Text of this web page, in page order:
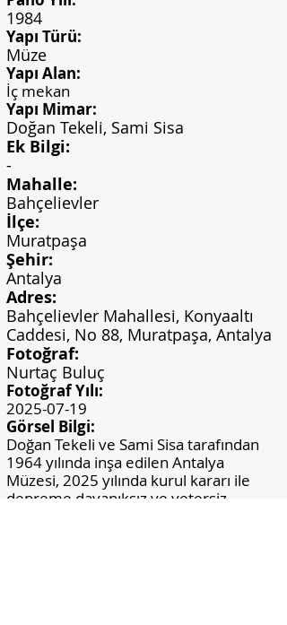
1984
Yapı Türü:
Müze
Yapı Alan:
İç mekan
Yapı Mimar:
Doğan Tekeli, Sami Sisa
Ek Bilgi:
-
Mahalle:
Bahçelievler
İlçe:
Muratpaşa
Şehir:
Antalya
Adres:
Bahçelievler Mahallesi, Konyaaltı
Caddesi, No 88, Muratpaşa, Antalya
Fotoğraf:
Nurtaç Buluç
Fotoğraf Yılı:
2025-07-19
Görsel Bilgi:
Doğan Tekeli ve Sami Sisa tarafından
1964 yılında inşa edilen Antalya
Müzesi, 2025 yılında kurul kararı ile
depreme dayanıksız ve yetersiz